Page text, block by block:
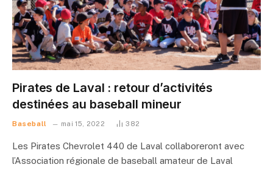
Pirates de Laval : retour d’activités
destinées au baseball mineur
Baseball mai 15, 2022 382
Les Pirates Chevrolet 440 de Laval collaboreront avec
l’Association régionale de baseball amateur de Laval